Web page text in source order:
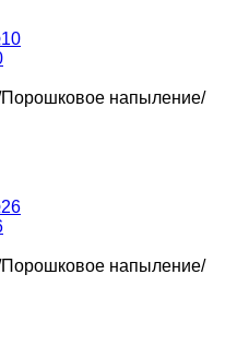
напыление/
напыление/